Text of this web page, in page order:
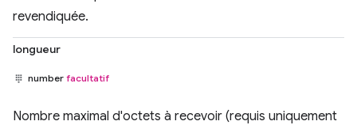
revendiquée.
longueur
number facultatif
Nombre maximal d'octets à recevoir (requis uniquement